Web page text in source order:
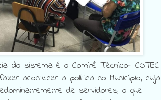
do sistema é o Comitê Técnico- COTEC
acontecer a política no Município, cuja
de servidores, o que